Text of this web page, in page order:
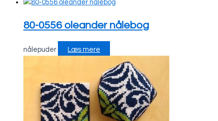
80-0556 oleander nålebog
nålepuder Læs mere